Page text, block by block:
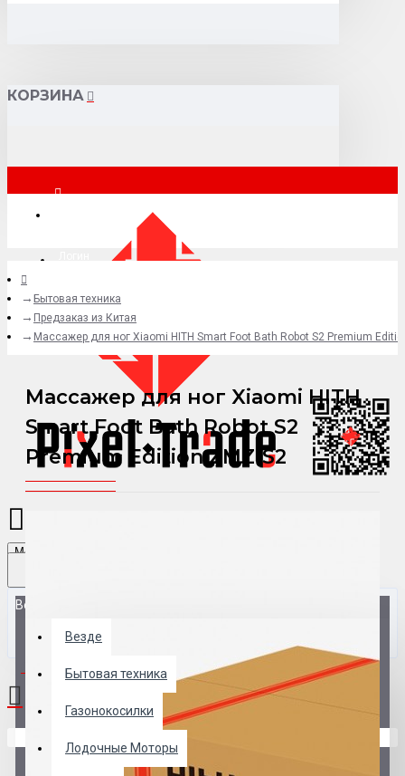
КОРЗИНА
+7 (495) 015-41-41
Menu
Везде
Везде
Бытовая техника
Газонокосилки
Лодочные Моторы
0 товар(ов) - 0 р.
Бытовая техника
Предзаказ из Китая
Массажер для ног Xiaomi HITH Smart Foot Bath Robot S2 Premium
Массажер для ног Xiaomi HITH
Smart Foot Bath Robot S2
Premium Edition ZMZ-S2